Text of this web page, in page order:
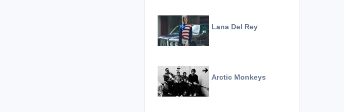
Lana Del Rey
Arctic Monkeys